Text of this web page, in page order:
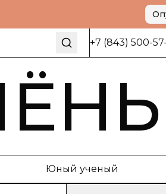
+7 (843) 500-
Юный ученый